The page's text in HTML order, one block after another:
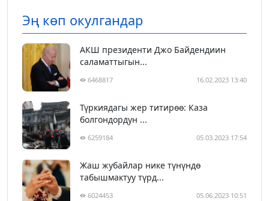
Эң көп окулгандар
АКШ президенти Джо Байдендиин
саламаттыгын...
6468817 16.02.2023 13:40
Түркиядагы жер титирөө: Каза
болгондордун ...
6259184 05.03.2023 17:54
Жаш жубайлар нике түнүндө
табышмактуу түрд...
6024453 05.06.2023 10:51